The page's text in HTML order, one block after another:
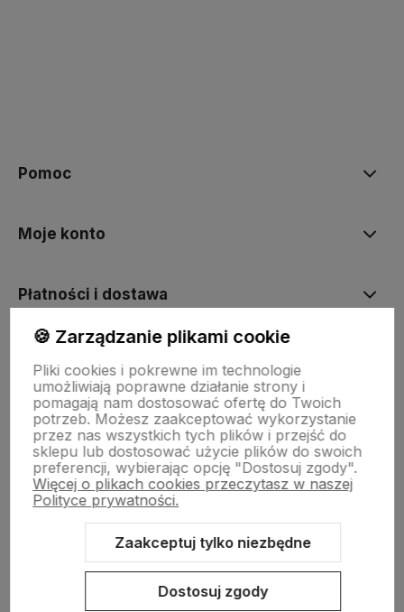
Pomoc
Moje konto
Płatności i dostawa
O nas
Sklep internetowy Shoper.pl Szablon Shoper Modern 3.0™
🍪 Zarządzanie plikami cookie
Pliki cookies i pokrewne im technologie
umożliwiają poprawne działanie strony i
pomagają nam dostosować ofertę do Twoich
potrzeb. Możesz zaakceptować wykorzystanie
przez nas wszystkich tych plików i przejść do
sklepu lub dostosować użycie plików do swoich
preferencji, wybierając opcję "Dostosuj zgody".
Więcej o plikach cookies przeczytasz w naszej
Polityce prywatności.
Zaakceptuj tylko niezbędne
Dostosuj zgody